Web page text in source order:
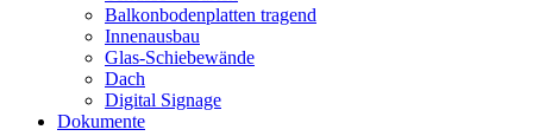
Balkonbodenplatten tragend
Innenausbau
Glas-Schiebewände
Dach
Digital Signage
Dokumente